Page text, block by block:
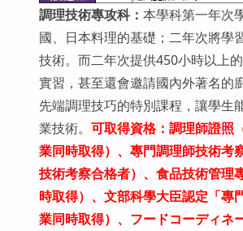
調理技術專攻科： 本學科第一年次
國、日本料理的基礎；二年次將學
技術。而二年次提供450小時以上
實習，甚至還會邀請國內外著名的
先端調理技巧的特別課程，讓學生
業技術。 可取得資格：調理師證照
業同時取得）、專門調理師技術考
技術考察合格者）、食品技術管理
時取得）、文部科學大臣認定「專
業同時取得）、フードコーディネ